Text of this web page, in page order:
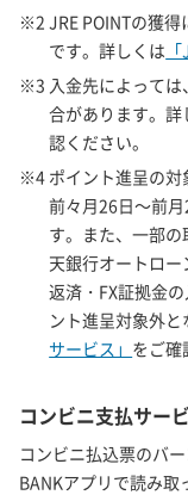
※2 JRE POINTの獲得
です。詳しくは
※3 入金先によっては
合があります。
認ください。
※4 ポイント進呈の対
前々月26日～前
す。また、一部
天銀行オートロ
返済・FX証拠金
ント進呈対象外
サービス」 をご確
コンビニ支払サー
コンビニ払込票のバ
BANKアプリで読み取